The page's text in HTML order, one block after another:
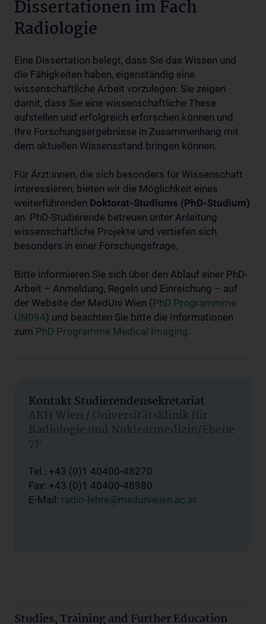
Dissertationen im Fach
Radiologie
Eine Dissertation belegt, dass Sie das Wissen und
die Fähigkeiten haben, eigenständig eine
wissenschaftliche Arbeit vorzulegen. Sie zeigen
damit, dass Sie eine wissenschaftliche These
aufstellen und erfolgreich erforschen können und
Ihre Forschungsergebnisse in Zusammenhang mit
dem aktuellen Wissensstand bringen können.
Für Ärzt:innen, die sich besonders für Wissenschaft
interessieren, bieten wir die Möglichkeit eines
weiterführenden Doktorat-Studiums (PhD-Studium)
an. PhD-Studierende betreuen unter Anleitung
wissenschaftliche Projekte und vertiefen sich
besonders in einer Forschungsfrage.
Bitte informieren Sie sich über den Ablauf einer PhD-
Arbeit – Anmeldung, Regeln und Einreichung – auf
der Website der MedUni Wien (PhD Programmme
UN094) und beachten Sie bitte die Informationen
zum PhD Programme Medical Imaging .
Kontakt Studierendensekretariat
AKH Wien / Universitätsklinik für
Radiologie und Nuklearmedizin/Ebene
7F
Tel.: +43 (0)1 40400-48270
Fax: +43 (0)1 40400-48980
E-Mail: radio-lehre@meduniwien.ac.at
Studies, Training and Further Education